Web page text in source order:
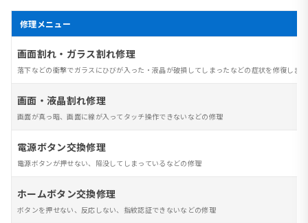
修理メニュー
画面割れ・ガラス割れ修理
落下などの衝撃でガラスにひびが入った・液晶が破損してしまったなどの症状を修復しま
画面・液晶割れ修理
画面が真っ暗、画面に線が入ってタッチ操作できないなどの修理
電源ボタン交換修理
電源ボタンが押せない、陥没してしまっているなどの修理
ホームボタン交換修理
ボタンを押せない、反応しない、指紋認証できないなどの修理